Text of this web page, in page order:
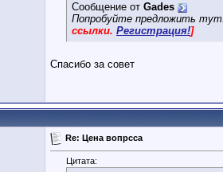
Сообщение от Gades
Попробуйте предложить
ссылки. Регистрация!]
Спасибо за совет
Re: Цена вопрсса
Цитата: